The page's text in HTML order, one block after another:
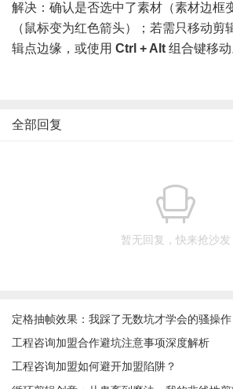
解决：确认是否选中了素材（素材边框
（鼠标变为红色箭头）；若需只移动剪
辑点边缘，或使用 Ctrl + Alt 组合键移动
全部回复
暂无回复，快来抢沙发
定格抽帧效果：我踩了无数坑才学会的骚操作
工程咨询加盟合作避坑注意事项深度解析
工程咨询加盟如何避开加盟陷阱？